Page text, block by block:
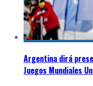
Argentina dirá
Juegos Mundiales